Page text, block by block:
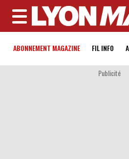
MENU
ABONNEMENT MAGAZINE FIL INFO
Publicité